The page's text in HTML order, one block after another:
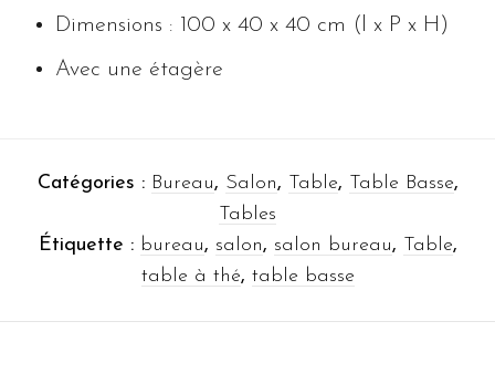
Dimensions : 100 x 40 x 40 cm (l x P x H)
Avec une étagère
Catégories : Bureau, Salon, Table, Table Basse,
Tables
Étiquette : bureau, salon, salon bureau, Table,
table à thé, table basse